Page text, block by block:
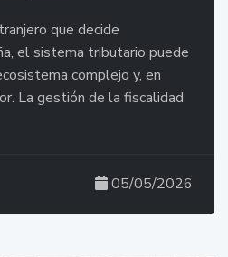
que decide
el sistema tributario puede
complejo y, en
La gestión de la fiscalidad
05/05/2026